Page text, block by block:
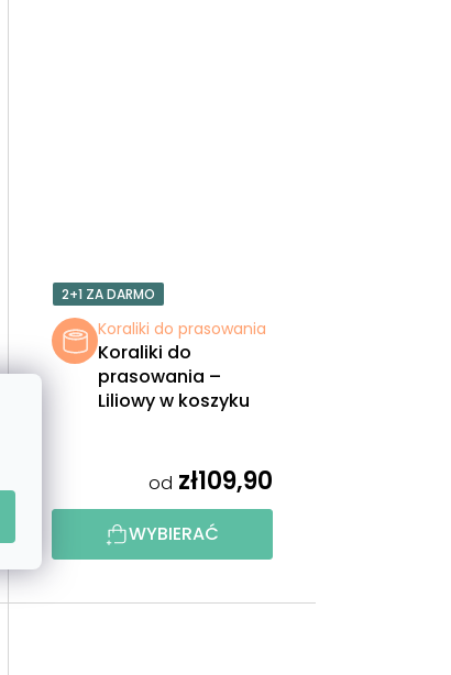
2+1 ZA DARMO
Koraliki do prasowania
Koraliki do
prasowania –
Liliowy w koszyku
od zł109,90
WYBIERAĆ